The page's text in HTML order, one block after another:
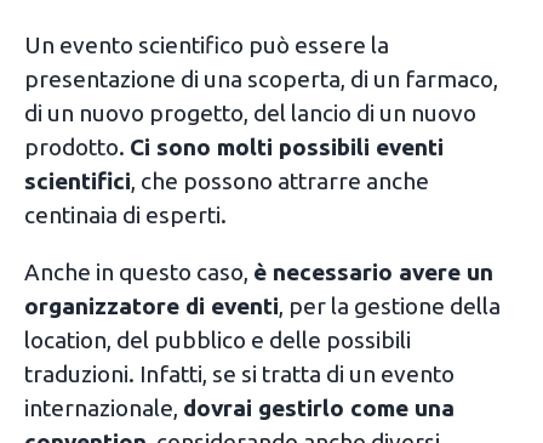
Un evento scientifico può essere la
presentazione di una scoperta, di un farmaco,
di un nuovo progetto, del lancio di un nuovo
prodotto. Ci sono molti possibili eventi
scientifici, che possono attrarre anche
centinaia di esperti.
Anche in questo caso, è necessario avere un
organizzatore di eventi, per la gestione della
location, del pubblico e delle possibili
traduzioni. Infatti, se si tratta di un evento
internazionale, dovrai gestirlo come una